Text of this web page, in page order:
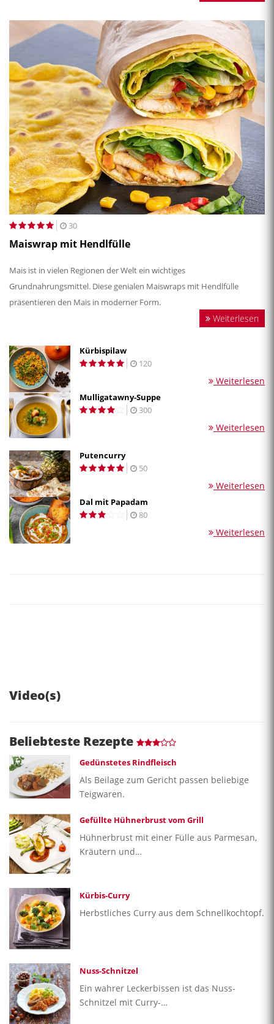
30
Maiswrap mit Hendlfülle
Mais ist in vielen Regionen der Welt ein wichtiges
Grundnahrungsmittel. Diese genialen Maiswraps mit Hendlfülle
präsentieren den Mais in moderner Form.
Weiterlesen
Kürbispilaw
120
Weiterlesen
Mulligatawny-Suppe
300
Weiterlesen
Putencurry
50
Weiterlesen
Dal mit Papadam
80
Weiterlesen
Video(s)
Beliebteste Rezepte
Gedünstetes Rindfleisch
Als Beilage zum Gericht passen beliebige
Teigwaren.
Gefüllte Hühnerbrust vom Grill
Hühnerbrust mit einer Fülle aus Parmesan,
Kräutern und…
Kürbis-Curry
Herbstliches Curry aus dem Schnellkochtopf.
Nuss-Schnitzel
Ein wahrer Leckerbissen ist das Nuss-
Schnitzel mit Curry-…